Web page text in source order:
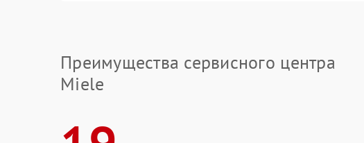
Преимущества сервисного центра
Miele